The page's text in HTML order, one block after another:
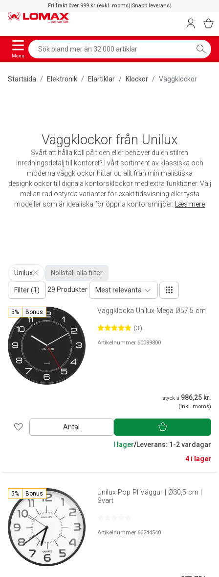
Fri frakt över 999 kr (exkl. moms)|Snabb leverans|
Menu
Startsida Elektronik Elartiklar Klockor Väggklockor
Väggklockor från Unilux
Svårt att hålla koll på tiden eller behöver du en stilren
inredningsdetalj till kontoret? I vårt sortiment av klassiska och
moderna väggklockor hittar du allt från minimalistiska
designklockor till digitala kontorsklockor med extra funktioner. Välj
mellan radiostyrda varianter för exakt tidsvisning eller tysta
modeller som är idealiska för öppna kontorsmiljöer.
Læs mere
Unilux Nollställ alla filter
Filter (1) 29 Produkter Mest relevanta
5% Bonus Väggklocka Unilux Mega Ø57,5 cm
(3)
Artikelnummer 60089800
styck á 986,25 kr.
(inkl. moms)
Antal
I lager/Leverans: 1-2 vardagar
4 i lager
5% Bonus
Unilux Pop Pl Väggur | Ø30,5 cm |
Svart
Artikelnummer 60244540